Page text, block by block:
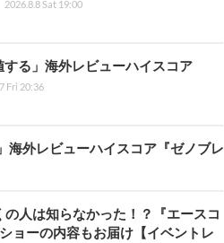
2026.8.8 Sat 19:00
する」海外レビューハイスコア
Fri 20:36
海外レビューハイスコア『ゼノブレ
人は知らなかった！？『エースコ
ョーの内容もお届け【イベントレ